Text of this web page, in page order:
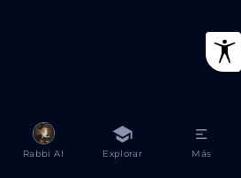
Rabbi AI Explorar Más